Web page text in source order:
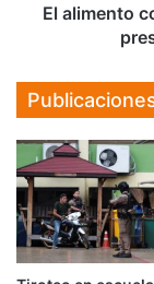
y
dormir
El alimento